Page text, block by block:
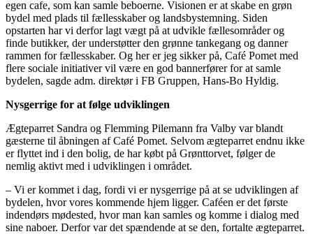
egen cafe, som kan samle beboerne. Visionen er at skabe en grøn
bydel med plads til fællesskaber og landsbystemning. Siden
opstarten har vi derfor lagt vægt på at udvikle fællesområder og
finde butikker, der understøtter den grønne tankegang og danner
rammen for fællesskaber. Og her er jeg sikker på, Café Pomet med
flere sociale initiativer vil være en god bannerfører for at samle
bydelen, sagde adm. direktør i FB Gruppen, Hans-Bo Hyldig.
Nysgerrige for at følge udviklingen
Ægteparret Sandra og Flemming Pilemann fra Valby var blandt
gæsterne til åbningen af Café Pomet. Selvom ægteparret endnu ikke
er flyttet ind i den bolig, de har købt på Grønttorvet, følger de
nemlig aktivt med i udviklingen i området.
– Vi er kommet i dag, fordi vi er nysgerrige på at se udviklingen af
bydelen, hvor vores kommende hjem ligger. Caféen er det første
indendørs mødested, hvor man kan samles og komme i dialog med
sine naboer. Derfor var det spændende at se den, fortalte ægteparret.